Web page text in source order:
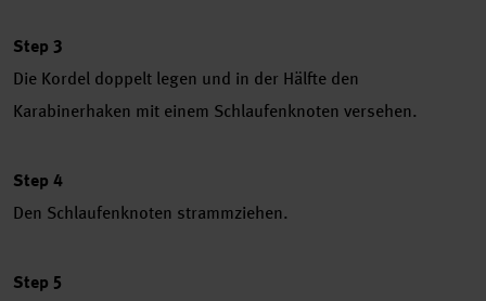
Step 3
Die Kordel doppelt legen und in der Hälfte den
Karabinerhaken mit einem Schlaufenknoten versehen.
Step 4
Den Schlaufenknoten strammziehen.
Step 5